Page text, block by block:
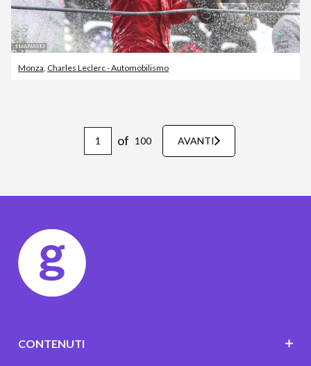
Monza Charles Leclerc - Automobilismo
of 100 AVANTI
CONTENUTI